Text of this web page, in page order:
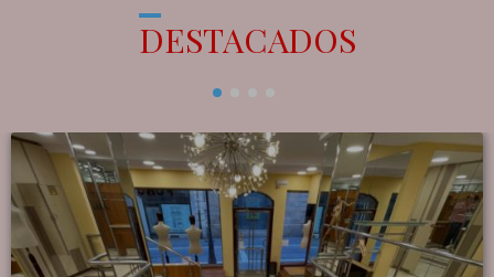
DESTACADOS